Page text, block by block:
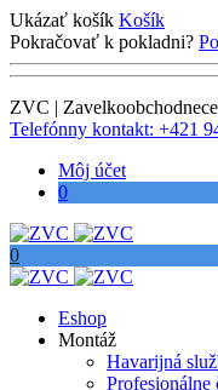
Ukázať košík Košík
Pokračovať k pokladni?
ZVC |
Telefónny kontakt: +421
Môj účet
0
0
Eshop
Montáž
Havarijná
Profesionálne